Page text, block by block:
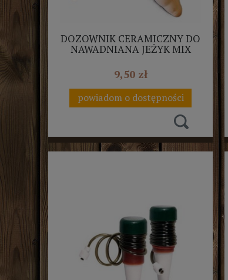
DOZOWNIK CERAMICZNY DO
NAWADNIANA JEŻYK MIX
9,50 zł
powiadom o dostępności